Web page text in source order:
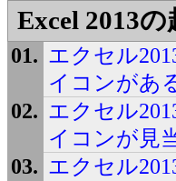
Excel 2013
エクセル
イコンがあ
エクセル
イコンが見
エクセル